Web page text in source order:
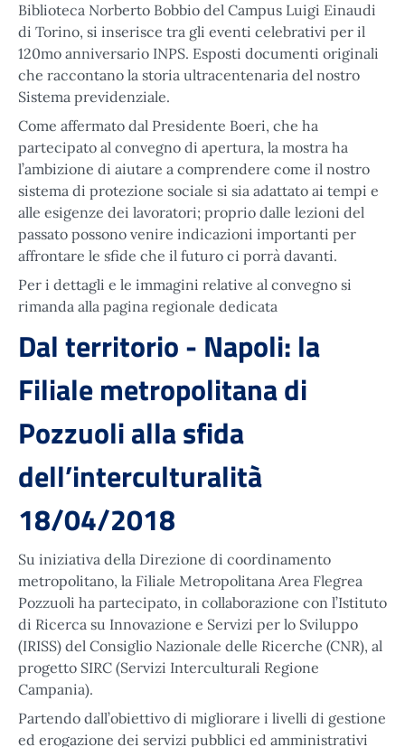
Biblioteca Norberto Bobbio del Campus Luigi Einaudi
di Torino, si inserisce tra gli eventi celebrativi per il
120mo anniversario INPS. Esposti documenti originali
che raccontano la storia ultracentenaria del nostro
Sistema previdenziale.
Come affermato dal Presidente Boeri, che ha
partecipato al convegno di apertura, la mostra ha
l’ambizione di aiutare a comprendere come il nostro
sistema di protezione sociale si sia adattato ai tempi e
alle esigenze dei lavoratori; proprio dalle lezioni del
passato possono venire indicazioni importanti per
affrontare le sfide che il futuro ci porrà davanti.
Per i dettagli e le immagini relative al convegno si
rimanda alla pagina regionale dedicata
Dal territorio - Napoli: la
Filiale metropolitana di
Pozzuoli alla sfida
dell’interculturalità
18/04/2018
Su iniziativa della Direzione di coordinamento
metropolitano, la Filiale Metropolitana Area Flegrea
Pozzuoli ha partecipato, in collaborazione con l’Istituto
di Ricerca su Innovazione e Servizi per lo Sviluppo
(IRISS) del Consiglio Nazionale delle Ricerche (CNR), al
progetto SIRC (Servizi Interculturali Regione
Campania).
Partendo dall’obiettivo di migliorare i livelli di gestione
ed erogazione dei servizi pubblici ed amministrativi